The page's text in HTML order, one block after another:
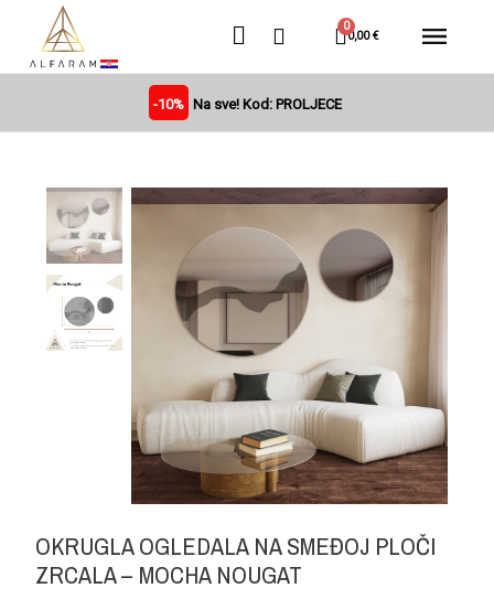
0,00 €
-10% Na sve! Kod: PROLJECE
OKRUGLA OGLEDALA NA SMEĐOJ PLOČI
ZRCALA – MOCHA NOUGAT